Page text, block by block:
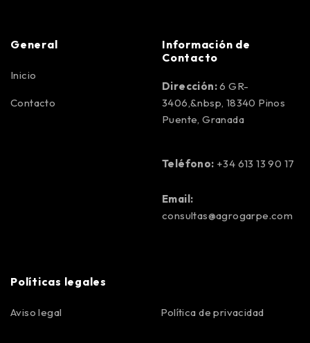
General
Inicio
Contacto
Información de
Contacto
Dirección:6 GR-
3406,&nbsp, 18340 Pinos
Puente, Granada
Teléfono: +34 613 13 90 17
Email:
consultas@agrogarpe.com
Políticas legales
Aviso legal Política de privacidad